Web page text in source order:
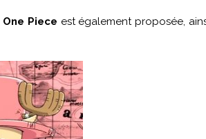
One Piece est également proposée,